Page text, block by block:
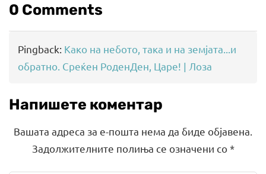
0 Comments
Pingback: Како на небото, така и на земјата...и
обратно. Среќен РоденДен, Царе! | Лоза
Напишете коментар
Вашата адреса за е-пошта нема да биде објавена.
Задолжителните полиња се означени со*